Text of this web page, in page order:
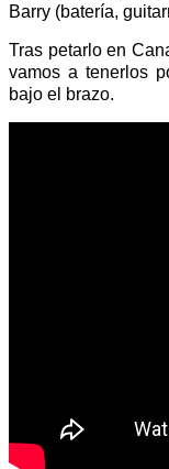
Barry (batería,
Tras petarlo en
vamos a tenerlos
bajo el brazo.